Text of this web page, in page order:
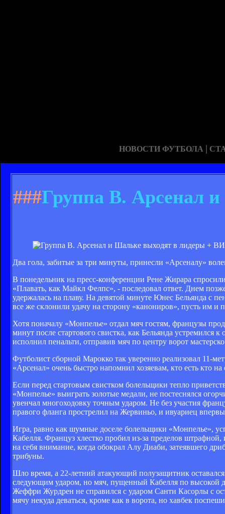
НОВОСТИ ФУТБОЛА |
###Группа В. Арсенал
Два гола, забитые за три минуты, принесли «Арсеналу»
В понедельник на пресс-конференции Рене Жирара
«Плавать, как Майкл Фелпс», - последовал ответ. Днем
удержалась на плаву. На девятой минуте Юнес Бельянда с
все же склонили удачу на сторону «канониров», пусть им и
Хотя поначалу «Монпелье» отдал мяч гостям, французы
минут после стартового свистка, как Бельянда
исполнил пенальти, отправив мяч по центру ворот
Футболист сборной Марокко так уверенно реализовал 11-
«Арсенал» очень быстро напомнил хозяевам, кто есть кто на
Если перед стартовым свистком болельщики тепло
«Монпелье» выиграть золотые медали, не постеснялся
увенчал многоходовку точным ударом. Не без участия
правого фланга прострелил на Жервиньо, и ивуариец
Игра, равно как шумные доселе болельщики «Монпелье»,
Кабелля. Француз хлестко пробил из-за пределов
на себя внимание, когда обокрал Алу Диаби, затеявшего
трибуны.
Шло время, а 22-летний атакующий полузащитник
следующим ударом, но мяч, пущенный Кабелля по высокой
Жеффри Журдрен не справился с ударом Санти Касорлы с
мячу некуда деваться, кроме как в ворота, но хавбек